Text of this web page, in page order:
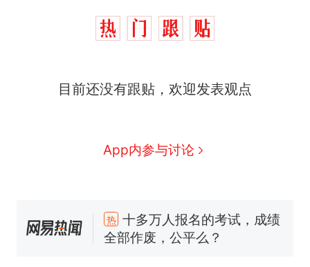
目前还没有跟贴，欢迎发表观点
App内参与讨论
新 全球唯一没有法定首都的国
家，刚改国名，总统就邀请中